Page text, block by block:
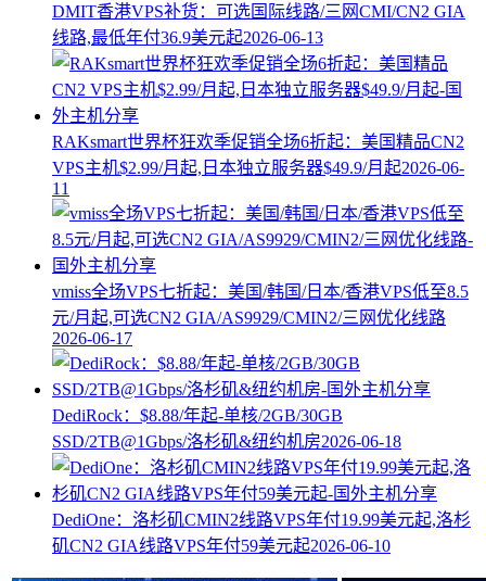
DMIT香港VPS补货：可选国际线路/三网CMI/CN2 GIA
线路,最低年付36.9美元起2026-06-13
RAKsmart世界杯狂欢季促销全场6折起：美国精品CN2
VPS主机$2.99/月起,日本独立服务器$49.9/月起2026-06-
11
vmiss全场VPS七折起：美国/韩国/日本/香港VPS低至8.5
元/月起,可选CN2 GIA/AS9929/CMIN2/三网优化线路
2026-06-17
DediRock：$8.88/年起-单核/2GB/30GB
SSD/2TB@1Gbps/洛杉矶&纽约机房2026-06-18
DediOne：洛杉矶CMIN2线路VPS年付19.99美元起,洛杉
矶CN2 GIA线路VPS年付59美元起2026-06-10